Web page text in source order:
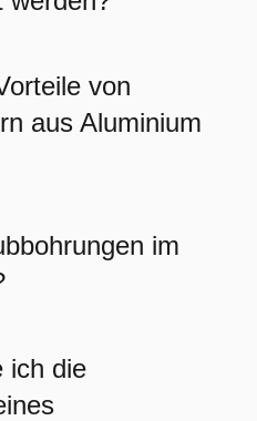
von
aus Aluminium
im
ich die